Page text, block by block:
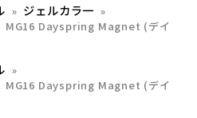
ジェルカラ一
MG16 Dayspring Magnet (デイ
MG16 Dayspring Magnet (デイ